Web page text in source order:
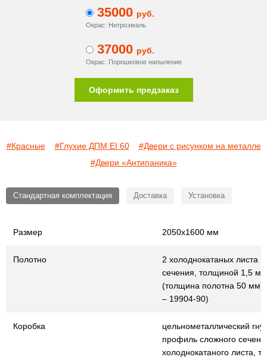
35000 руб.
Окрас: Нитроэмаль
37000 руб.
Окрас: Порошковое напыление
Оформить предзаказ
#Красные #Глухие ДПМ EI 60
#Двери с рисунком на металле
#Двери «Антипаника»
Стандартная комплектация Доставка Установка
Размер 2050х1600 мм
Полотно
2 холоднокатаных листа
сечения, толщиной 1,5 мм
(толщина полотна 50
– 19904-90)
Коробка
цельнометаллический
профиль сложного
холоднокатаного листа,